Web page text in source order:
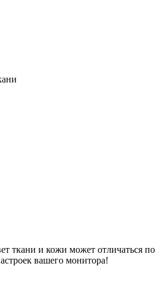
ткани и кожи может отличаться по
вашего монитора!